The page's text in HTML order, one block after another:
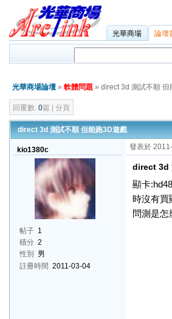
光華商場 論壇
光華商場論壇 » 軟體問題 » direct 3d 測試不順 但
回覆數: 0篇 | 分頁
direct 3d 測試不順 但能跑3D遊戲
kio1380c
帖子 1
積分 2
性別
男
註冊時間 2011-03-04
發表於
direct 3d
顯卡
時沒有買
問測是怎